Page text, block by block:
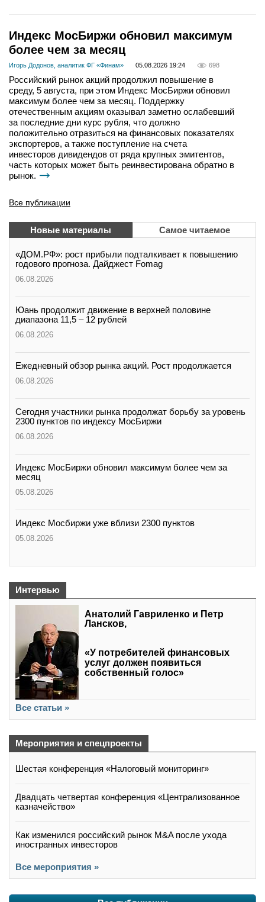
Индекс МосБиржи обновил максимум
более чем за месяц
Игорь Додонов, аналитик ФГ «Финам» 05.08.2026 19:24 698
Российский рынок акций продолжил повышение в
среду, 5 августа, при этом Индекс МосБиржи обновил
максимум более чем за месяц. Поддержку
отечественным акциям оказывал заметно ослабевший
за последние дни курс рубля, что должно
положительно отразиться на финансовых показателях
экспортеров, а также поступление на счета
инвесторов дивидендов от ряда крупных эмитентов,
часть которых может быть реинвестирована обратно в
рынок.
Все публикации
Новые материалы Самое читаемое
«ДОМ.РФ»: рост прибыли подталкивает к повышению
годового прогноза. Дайджест Fomag
06.08.2026
Юань продолжит движение в верхней половине
диапазона 11,5 – 12 рублей
06.08.2026
Ежедневный обзор рынка акций. Рост продолжается
06.08.2026
Сегодня участники рынка продолжат борьбу за уровень
2300 пунктов по индексу МосБиржи
06.08.2026
Индекс МосБиржи обновил максимум более чем за
месяц
05.08.2026
Индекс Мосбиржи уже вблизи 2300 пунктов
05.08.2026
Интервью
Анатолий Гавриленко и Петр
Лансков,
«У потребителей финансовых
услуг должен появиться
собственный голос»
Все статьи »
Мероприятия и спецпроекты
Шестая конференция «Налоговый мониторинг»
Двадцать четвертая конференция «Централизованное
казначейство»
Как изменился российский рынок M&A после ухода
иностранных инвесторов
Все мероприятия »